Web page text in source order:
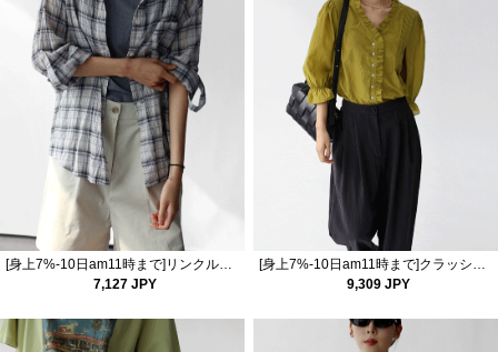
[身上7%-10日am11時まで]リンクルチェックシャツ
7,127 JPY
[身上7%-10日am11時まで]クラッシュブラウス
9,309 JPY